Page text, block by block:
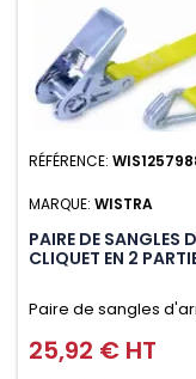
RÉFÉRENCE:
MARQUE: WISTRA
PAIRE DE SANGLES
CLIQUET EN 2
Paire de sangles
crochet en 2 parties
Prix
25,92 € HT